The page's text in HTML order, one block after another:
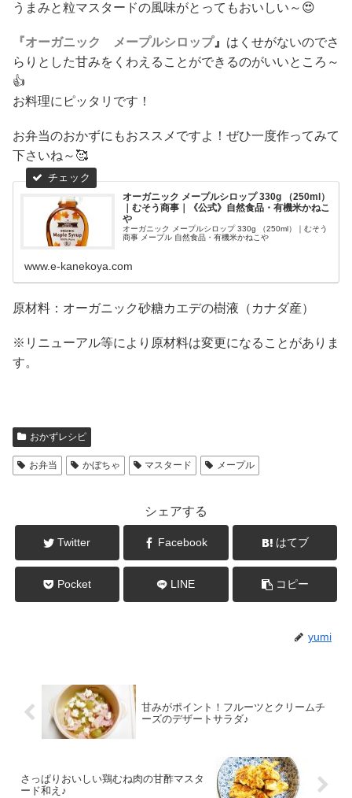
うまみと粒マスタードの風味がとってもおいしい～😍
『オーガニック メープルシロップ』 はくせがないのでさ
らりとした甘みをくわえることができるのがいいところ～
👍
お料理にピッタリです！
お弁当のおかずにもおススメですよ！ぜひ一度作ってみて
下さいね～🥰
オーガニック メープルシロップ 330g （250ml）
｜むそう商事｜《公式》自然食品・有機米かねこ
や
オーガニック メープルシロップ 330g （250ml）｜むそう
商事 メープル 自然食品・有機米かねこや
www.e-kanekoya.com
原材料：オーガニック砂糖カエデの樹液（カナダ産）
※リニューアル等により原材料は変更になることがありま
す。
おかずレシピ
お弁当 かぼちゃ マスタード メープル
シェアする
Twitter Facebook はてブ
Pocket LINE コピー
yumi
甘みがポイント！フルーツとクリームチ
ーズのデザートサラダ♪
さっぱりおいしい鶏むね肉の甘酢マスタ
ード和え♪